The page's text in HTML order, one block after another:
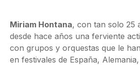
Miriam Hontana, con tan solo 25
desde hace años una ferviente
con grupos y orquestas que le
en festivales de España,